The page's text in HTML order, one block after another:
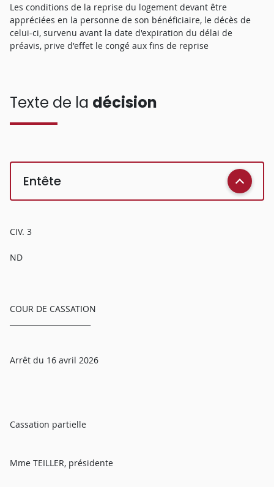
Les conditions de la reprise du logement devant être
appréciées en la personne de son bénéficiaire, le décès de
celui-ci, survenu avant la date d'expiration du délai de
préavis, prive d'effet le congé aux fins de reprise
Texte de la décision
Entête
CIV. 3
ND
COUR DE CASSATION
Arrêt du 16 avril 2026
Cassation partielle
Mme TEILLER, présidente